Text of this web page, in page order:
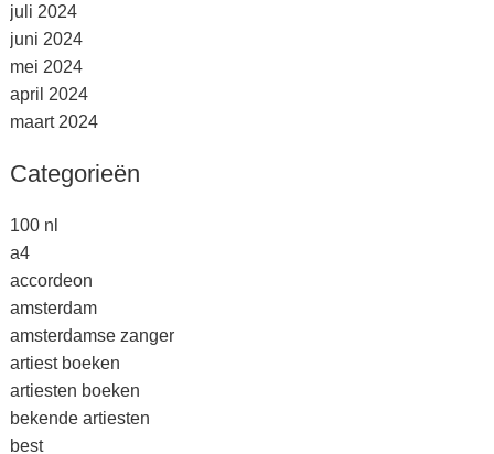
juli 2024
juni 2024
mei 2024
april 2024
maart 2024
Categorieën
100 nl
a4
accordeon
amsterdam
amsterdamse zanger
artiest boeken
artiesten boeken
bekende artiesten
best